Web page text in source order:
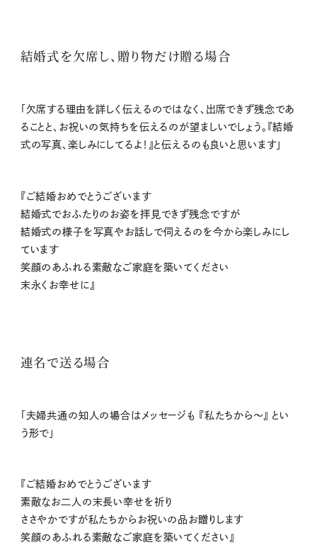
結婚式を欠席し、贈り物だけ贈る場合
「欠席する理由を詳しく伝えるのではなく、出席できず残念であ
ることと、お祝いの気持ちを伝えるのが望ましいでしょう。『結婚
式の写真、楽しみにしてるよ！』と伝えるのも良いと思います」
『ご結婚おめでとうございます
結婚式でおふたりのお姿を拝⾒できず残念ですが
結婚式の様⼦を写真やお話しで伺えるのを今から楽しみにし
ています
笑顔のあふれる素敵なご家庭を築いてください
末永くお幸せに』
連名で送る場合
「夫婦共通の知人の場合はメッセージも 『私たちから～』 とい
う形で」
『ご結婚おめでとうございます
素敵なお⼆⼈の末⻑い幸せを祈り
ささやかですが私たちからお祝いの品お贈りします
笑顔のあふれる素敵なご家庭を築いてください』